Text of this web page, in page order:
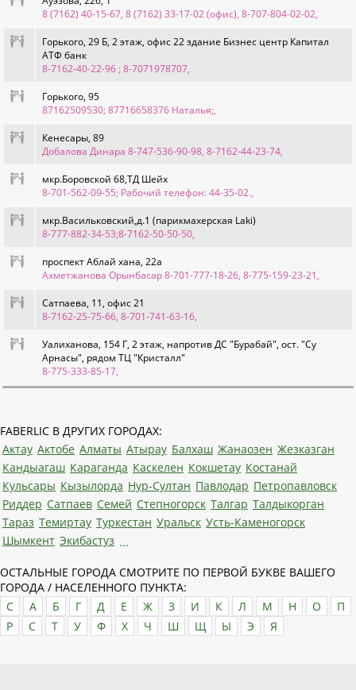
8 (7162) 40-15-67, 8 (7162) 33-17-02 (офис), 8-707-804-02-02,
Горького, 29 Б, 2 этаж, офис 22 здание Бизнес центр Капитал
АТФ банк
8-7162-40-22-96 ; 8-7071978707,
Горького, 95
87162509530; 87716658376 Наталья;,
Кенесары, 89
Добалова Динара 8-747-536-90-98, 8-7162-44-23-74,
мкр.Боровской 68,ТД Шейх
8-701-562-09-55; Рабочий телефон: 44-35-02.,
мкр.Васильковский,д.1 (парикмахерская Laki)
8-777-882-34-53;8-7162-50-50-50,
проспект Аблай хана, 22а
Ахметжанова Орынбасар 8-701-777-18-26, 8-775-159-23-21,
Сатпаева, 11, офис 21
8-7162-25-75-66, 8-701-741-63-16,
Уалиханова, 154 Г, 2 этаж, напротив ДС "Бурабай", ост. "Су
Арнасы", рядом ТЦ "Кристалл"
8-775-333-85-17,
FABERLIC В ДРУГИХ ГОРОДАХ:
Актау Актобе Алматы Атырау Балхаш Жанаозен Жезказган
Кандыагаш Караганда Каскелен Кокшетау Костанай
Кульсары Кызылорда Нур-Султан Павлодар Петропавловск
Риддер Сатпаев Семей Степногорск Талгар Талдыкорган
Тараз Темиртау Туркестан Уральск Усть-Каменогорск
Шымкент Экибастуз ...
ОСТАЛЬНЫЕ ГОРОДА СМОТРИТЕ ПО ПЕРВОЙ БУКВЕ ВАШЕГО
ГОРОДА / НАСЕЛЕННОГО ПУНКТА:
C
А Б Г Д Е Ж З И К Л М Н О
П
Р
С Т У Ф Х Ч Ш Щ Ы Э Я